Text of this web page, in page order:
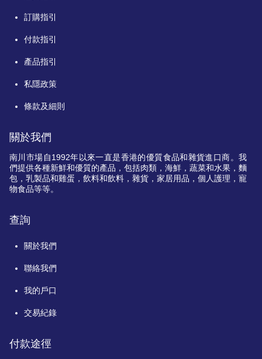
訂購指引
付款指引
產品指引
私隱政策
條款及細則
關於我們
南川市場自1992年以來一直是香港的優質食品和雜貨進口商。我
們提供各種新鮮和優質的產品，包括肉類，海鮮，蔬菜和水果，麵
包，乳製品和雞蛋，飲料和飲料，雜貨，家居用品，個人護理，寵
物食品等等。
查詢
關於我們
聯絡我們
我的戶口
交易紀錄
付款途徑